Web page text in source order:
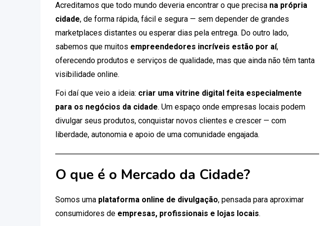
Acreditamos que todo mundo deveria encontrar o que precisa na própria
cidade, de forma rápida, fácil e segura — sem depender de grandes
marketplaces distantes ou esperar dias pela entrega. Do outro lado,
sabemos que muitos empreendedores incríveis estão por aí,
oferecendo produtos e serviços de qualidade, mas que ainda não têm tanta
visibilidade online.
Foi daí que veio a ideia: criar uma vitrine digital feita especialmente
para os negócios da cidade. Um espaço onde empresas locais podem
divulgar seus produtos, conquistar novos clientes e crescer — com
liberdade, autonomia e apoio de uma comunidade engajada.
O que é o Mercado da Cidade?
Somos uma plataforma online de divulgação, pensada para aproximar
consumidores de empresas, profissionais e lojas locais.